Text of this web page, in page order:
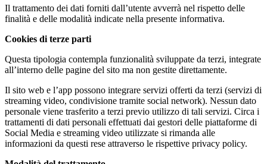
Il trattamento dei dati forniti dall’utente avverrà nel rispetto delle
finalità e delle modalità indicate nella presente informativa.
Cookies di terze parti
Questa tipologia contempla funzionalità sviluppate da terzi, integrate
all’interno delle pagine del sito ma non gestite direttamente.
Il sito web e l’app possono integrare servizi offerti da terzi (servizi di
streaming video, condivisione tramite social network). Nessun dato
personale viene trasferito a terzi previo utilizzo di tali servizi. Circa i
trattamenti di dati personali effettuati dai gestori delle piattaforme di
Social Media e streaming video utilizzate si rimanda alle
informazioni da questi rese attraverso le rispettive privacy policy.